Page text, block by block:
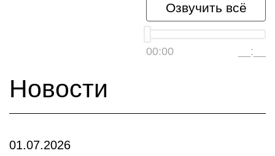
Озвучить всё
00:00 __:__
Новости
01.07.2026